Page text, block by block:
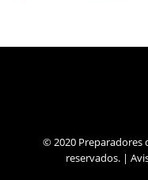
© 2020 Preparadores
reservados. |